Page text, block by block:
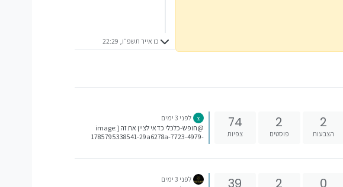
כו אייר תשפ״ו, 22:29
2
הצבעות
2
פוסטים
74
צפיות
צ
לפני 3 ימים
@חופש-כלכלי כדאי לציין את זה [image:
1785795338541-29a6278a-7723-4979-
0
2
39
לפני 3 ימים